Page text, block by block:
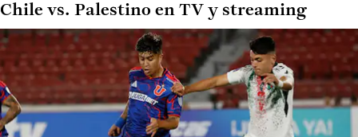
Chile vs. Palestino en TV y streaming